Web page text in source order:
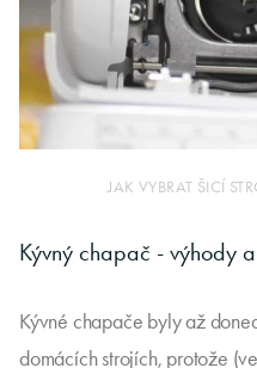
JAK VYBRAT ŠICÍ
Kývný chapač - výhody
Kývné chapače byly až
domácích strojích, protože